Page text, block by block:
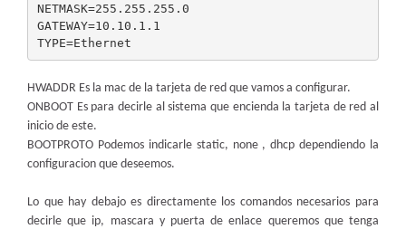
NETMASK=255.255.255.0
GATEWAY=10.10.1.1
HWADDR Es la mac de la tarjeta de red que vamos a configurar.
ONBOOT Es para decirle al sistema que encienda la tarjeta de red al
inicio de este.
BOOTPROTO Podemos indicarle static, none , dhcp dependiendo la
configuracion que deseemos.
Lo que hay debajo es directamente los comandos necesarios para
decirle que ip, mascara y puerta de enlace queremos que tenga